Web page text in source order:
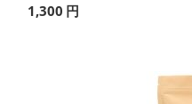
1,300 円